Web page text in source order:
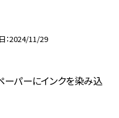
2024/11/29
ーパーにインクを染み込